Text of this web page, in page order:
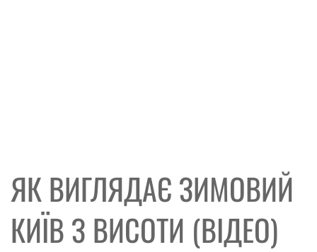
ЯК ВИГЛЯДАЄ ЗИМОВИЙ
КИЇВ З ВИСОТИ (ВІДЕО)